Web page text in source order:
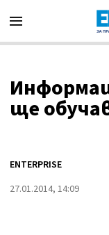
ще
ENTERPRISE
27.01.2014, 14:09